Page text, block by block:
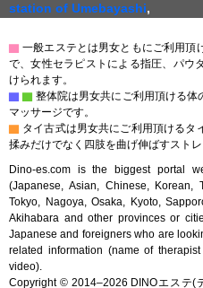
station of Umebayashi,
▇ 一般エステとは男女ともにご利用頂
で、女性セラピストによる指圧、パウ
けられます。
▇ ▇ 整体院は男女共にご利用頂ける
マッサージです。
▇ タイ古式は男女共にご利用頂けるタ
揉みだけでなく四肢を曲げ伸ばすストレ
Dino-es.com is the biggest portal
(Japanese, Asian, Chinese,
Tokyo, Nagoya, Osaka, Kyoto,
Akihabara and other provinces or
Japanese and foreigners who are
related information (name of
video).
Copyright © 2014–2026 DINOエステ(